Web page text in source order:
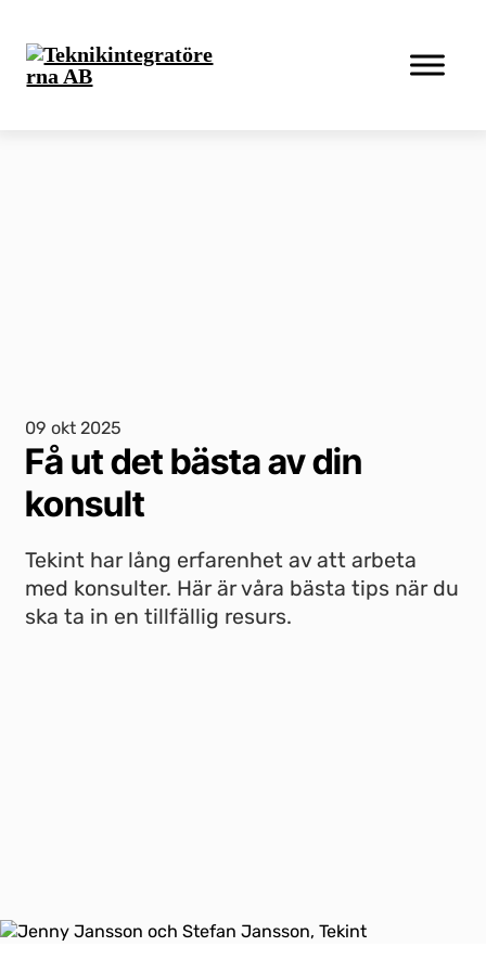
Få ut det bästa av din
konsult
09 okt 2025
Tekint har lång erfarenhet av att arbeta
med konsulter. Här är våra bästa tips när du
ska ta in en tillfällig resurs.